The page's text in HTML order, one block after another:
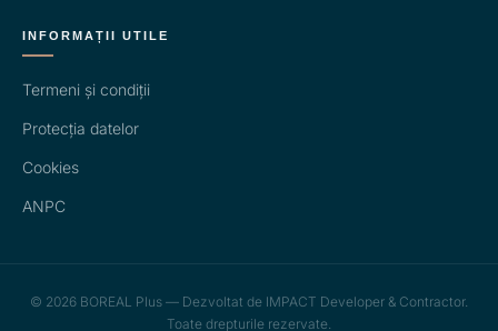
INFORMAȚII UTILE
Termeni și condiții
Protecția datelor
Cookies
ANPC
© 2026 BOREAL Plus — Dezvoltat de IMPACT Developer & Contractor.
Toate drepturile rezervate.